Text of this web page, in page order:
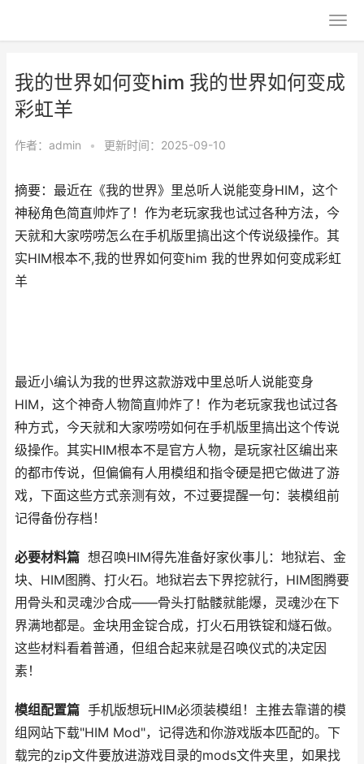
我的世界如何变him 我的世界如何变成
彩虹羊
作者： admin • 更新时间：2025-09-10
摘要：最近在《我的世界》里总听人说能变身HIM，这个
神秘角色简直帅炸了！作为老玩家我也试过各种方法，今
天就和大家唠唠怎么在手机版里搞出这个传说级操作。其
实HIM根本不,我的世界如何变him 我的世界如何变成彩虹
羊
最近小编认为我的世界这款游戏中里总听人说能变身
HIM，这个神奇人物简直帅炸了！作为老玩家我也试过各
种方式，今天就和大家唠唠如何在手机版里搞出这个传说
级操作。其实HIM根本不是官方人物，是玩家社区编出来
的都市传说，但偏偏有人用模组和指令硬是把它做进了游
戏，下面这些方式亲测有效，不过要提醒一句：装模组前
记得备份存档！
必要材料篇 想召唤HIM得先准备好家伙事儿：地狱岩、金
块、HIM图腾、打火石。地狱岩去下界挖就行，HIM图腾要
用骨头和灵魂沙合成——骨头打骷髅就能爆，灵魂沙在下
界满地都是。金块用金锭合成，打火石用铁锭和燧石做。
这些材料看着普通，但组合起来就是召唤仪式的决定因
素！
模组配置篇 手机版想玩HIM必须装模组！主推去靠谱的模
组网站下载"HIM Mod"，记得选和你游戏版本匹配的。下
载完的zip文件要放进游戏目录的mods文件夹里，如果找